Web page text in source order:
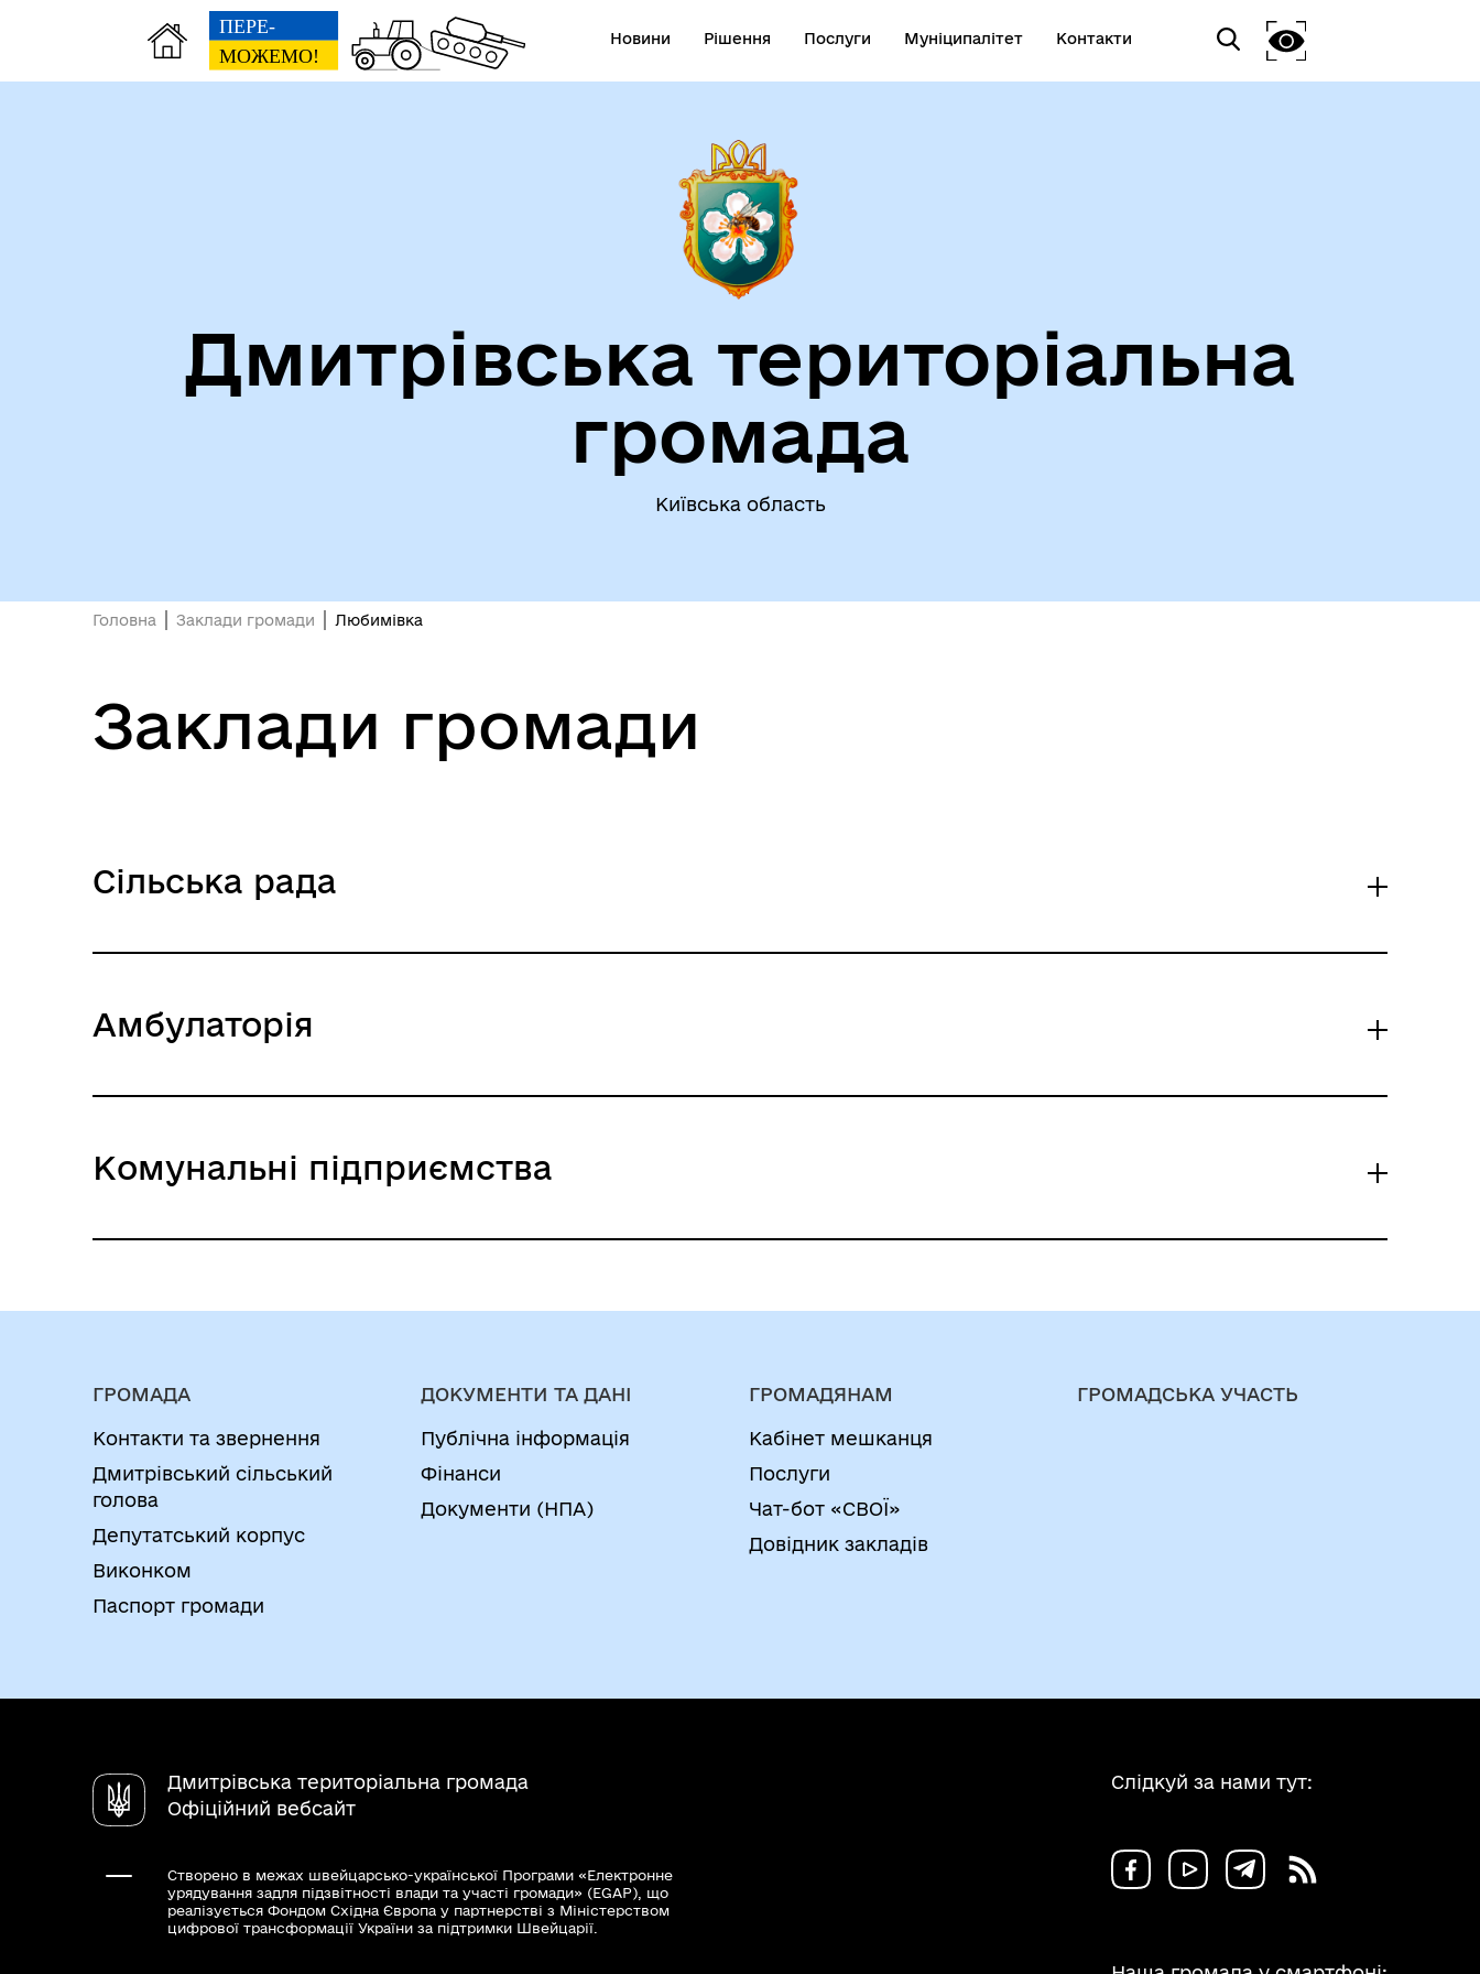
Новини Рішення Послуги Муніципалітет Контакти
Дмитрівська територіальна
громада
Київська область
Головна Заклади громади Любимівка
Заклади громади
Сільська рада
КЗ "ЦНСПН Дмитрівської СР"
Амбулаторія
Комунальні підприємства
ГРОМАДА
Контакти та звернення
Дмитрівський сільський
голова
Депутатський корпус
Виконком
Паспорт громади
ДОКУМЕНТИ ТА ДАНІ
Публічна інформація
Фінанси
Документи (НПА)
ГРОМАДЯНАМ
Кабінет мешканця
Послуги
Чат-бот «СВОЇ»
Довідник закладів
ГРОМАДСЬКА УЧАСТЬ
Дмитрівська територіальна громада
Офіційний вебсайт
Створено в межах швейцарсько-української Програми «Електронне
урядування задля підзвітності влади та участі громади» (EGAP), що
реалізується Фондом Східна Європа у партнерстві з Міністерством
цифрової трансформації України за підтримки Швейцарії.
Слідкуй за нами тут: